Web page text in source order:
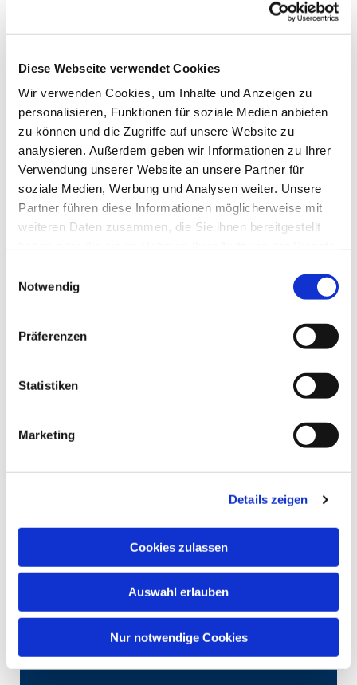
Diese Webseite verwendet Cookies
Wir verwenden Cookies, um Inhalte und Anzeigen zu
personalisieren, Funktionen für soziale Medien anbieten
zu können und die Zugriffe auf unsere Website zu
analysieren. Außerdem geben wir Informationen zu Ihrer
Verwendung unserer Website an unsere Partner für
soziale Medien, Werbung und Analysen weiter. Unsere
Partner führen diese Informationen möglicherweise mit
weiteren Daten zusammen, die Sie ihnen bereitgestellt
Notwendig
Präferenzen
Statistiken
Marketing
Details zeigen
Cookies zulassen
Auswahl erlauben
Nur notwendige Cookies
Dies könnte Sie auch
interessieren